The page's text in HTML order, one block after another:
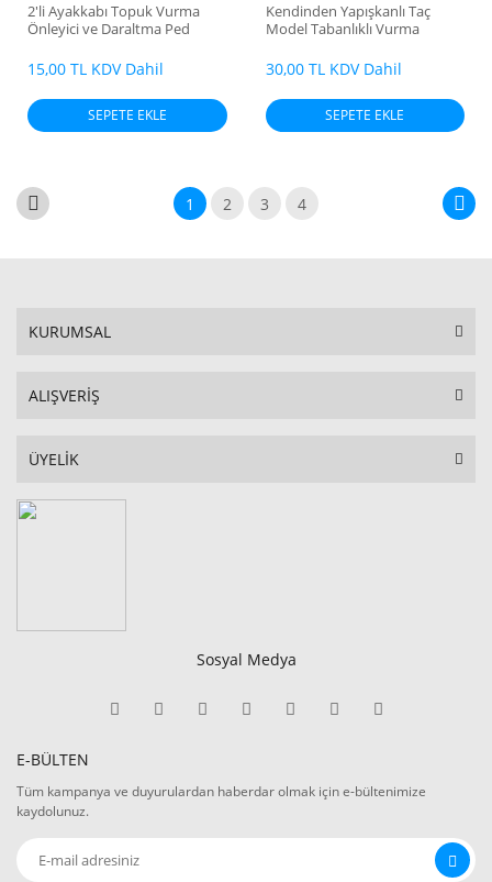
2'li Ayakkabı Topuk Vurma
Önleyici ve Daraltma Ped
15,00 TL KDV Dahil
SEPETE EKLE
Kendinden Yapışkanlı Taç
Model Tabanlıklı Vurma
30,00 TL KDV Dahil
SEPETE EKLE
1 2 3 4
KURUMSAL
ALIŞVERİŞ
ÜYELİK
Sosyal Medya
E-BÜLTEN
Tüm kampanya ve duyurulardan haberdar olmak için e-bültenimize
kaydolunuz.